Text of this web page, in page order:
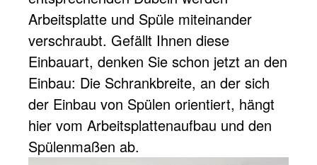
Arbeitsplatte und Spüle miteinander
verschraubt. Gefällt Ihnen diese
Einbauart, denken Sie schon jetzt an den
Einbau: Die Schrankbreite, an der sich
der Einbau von Spülen orientiert, hängt
hier vom Arbeitsplattenaufbau und den
Spülenmaßen ab.